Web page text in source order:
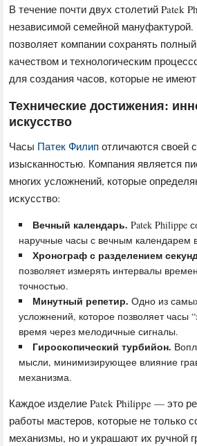
В течение почти двух столетий Patek
независимой семейной
позволяет компании сохранять
качеством и технологическим
для создания часов, которые не
Технические достижения:
искусство
Часы Патек Филип отличаются своей
изысканностью. Компания является
многих усложнений, которые
искусство:
Вечный календарь. Patek Philippe
наручные часы с вечным календарем в
Хронограф с разделением
позволяет измерять интервалы
точностью.
Минутный репетир. Одно из
усложнений, которое позволяет часы
время через мелодичные сигналы.
Гироскопический турбийон.
мысли, минимизирующее влияние
механизма.
Каждое изделие Patek Philippe — это
работы мастеров, которые не только
механизмы, но и украшают их ручной